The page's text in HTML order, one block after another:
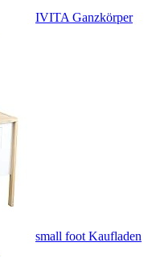
IVITA Ganzkörper
small foot Kaufladen